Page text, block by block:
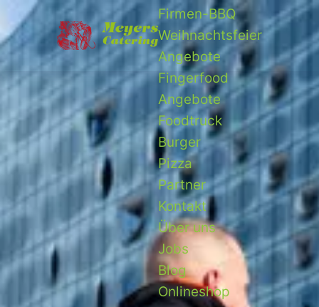
Firmen-BBQ
Weihnachtsfeier
Angebote
Fingerfood
Angebote
Foodtruck
Burger
Pizza
Partner
Kontakt
Über uns
Jobs
Blog
Onlineshop